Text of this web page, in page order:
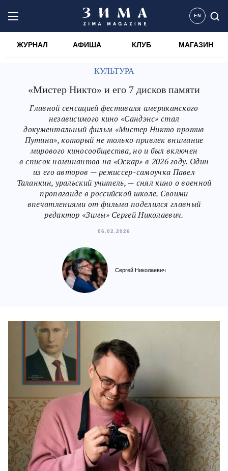
EN
ЖУРНАЛ АФИША КЛУБ МАГАЗИН
КУЛЬТУРА
«Мистер Никто» и его 7 дисков памяти
Главной сенсацией фестиваля американского
независимого кино «Сандэнс» стал
документальный фильм «Мистер Никто против
Путина», который не только привлек внимание
мирового киносообщества, но и был включен
в список номинантов на «Оскар» в 2026 году. Один
из его авторов — режиссер-самоучка Павел
Таланкин, уральский учитель, — снял кино о военной
пропаганде в российской школе. Своими
впечатлениями от фильма поделился главный
редактор «Зимы» Сергей Николаевич.
06.02.2026
Сергей Николаевич